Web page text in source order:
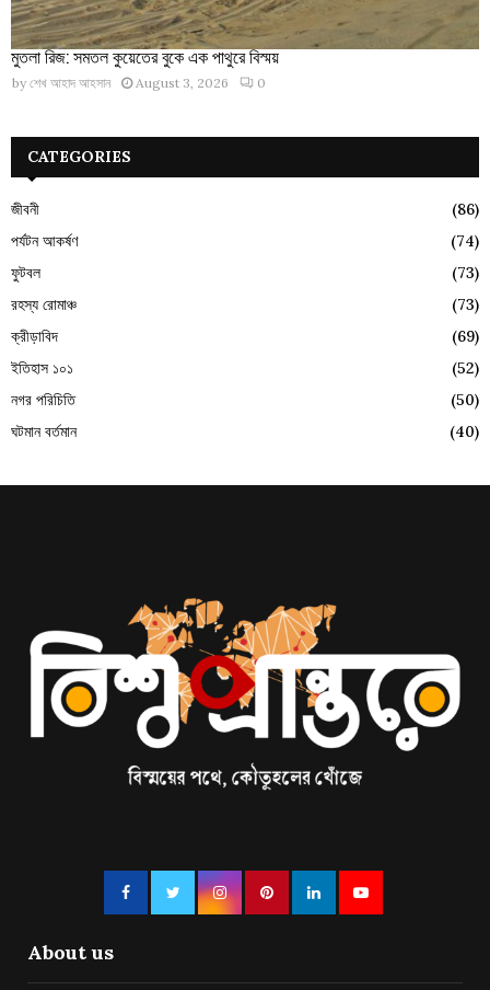
মুতলা রিজ: সমতল কুয়েতের বুকে এক পাথুরে বিস্ময়
by শেখ আহাদ আহসান August 3, 2026 0
CATEGORIES
জীবনী
(86)
পর্যটন আকর্ষণ
(74)
ফুটবল
(73)
রহস্য রোমাঞ্চ
(73)
ক্রীড়াবিদ
(69)
ইতিহাস ১০১
(52)
নগর পরিচিতি
(50)
ঘটমান বর্তমান
(40)
About us